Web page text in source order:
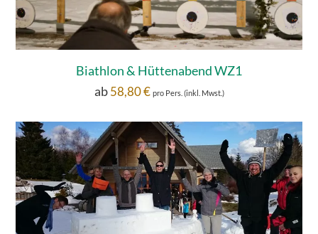
Biathlon & Hüttenabend WZ1
ab58,80€ pro Pers. (inkl. Mwst.)